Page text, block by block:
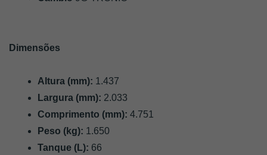
Dimensões
Altura (mm): 1.437
Largura (mm): 2.033
Comprimento (mm): 4.751
Peso (kg): 1.650
Tanque (L): 66